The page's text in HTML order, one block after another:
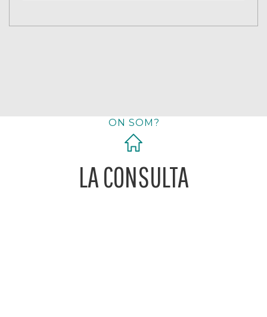
ON SOM?
LA CONSULTA